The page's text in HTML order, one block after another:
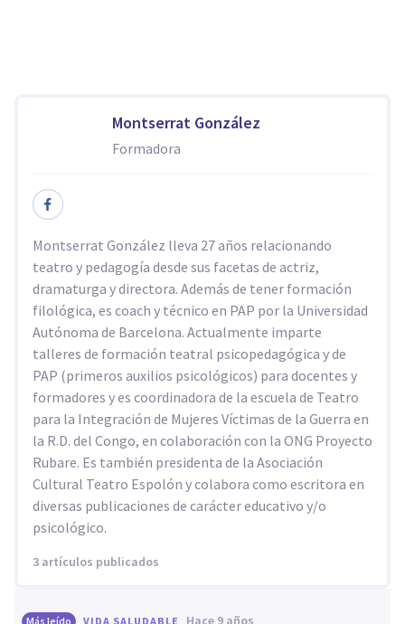
Montserrat González
Formadora
Montserrat González lleva 27 años relacionando
teatro y pedagogía desde sus facetas de actriz,
dramaturga y directora. Además de tener formación
filológica, es coach y técnico en PAP por la Universidad
Autónoma de Barcelona. Actualmente imparte
talleres de formación teatral psicopedagógica y de
PAP (primeros auxilios psicológicos) para docentes y
formadores y es coordinadora de la escuela de Teatro
para la Integración de Mujeres Víctimas de la Guerra en
la R.D. del Congo, en colaboración con la ONG Proyecto
Rubare. Es también presidenta de la Asociación
Cultural Teatro Espolón y colabora como escritora en
diversas publicaciones de carácter educativo y/o
psicológico.
3 artículos publicados
Más leído VIDA SALUDABLE hace 9 años